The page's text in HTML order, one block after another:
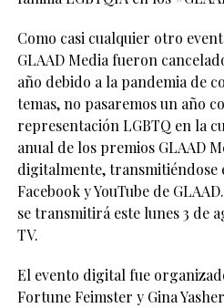
Como casi cualquier otro
GLAAD Media fueron
año debido a la pandemia de
temas, no pasaremos un año
representación LGBTQ en la
anual de los premios GLAAD
digitalmente, transmitiéndose
Facebook y YouTube de
se transmitirá este lunes 3 de
TV.
El evento digital fue
Fortune Feimster y Gina